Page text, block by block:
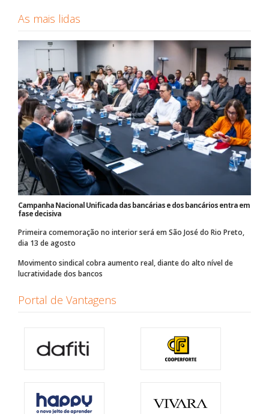
As mais lidas
Campanha Nacional Unificada das bancárias e dos bancários entra em
fase decisiva
Primeira comemoração no interior será em São José do Rio Preto,
dia 13 de agosto
Movimento sindical cobra aumento real, diante do alto nível de
lucratividade dos bancos
Portal de Vantagens